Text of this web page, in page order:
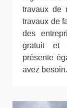
travaux de
travaux de
des
gratuit et
présente
avez besoin.